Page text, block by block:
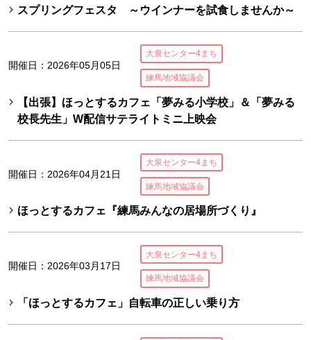
スプリングフェスタ ～ウインナーを試食しませんか～
開催日：2026年05月05日
大泉センター4まち
練馬地域協議会
【出張】ほっとするカフェ「夢みる小学校」＆「夢みる
校長先生」W配信サテライトミニ上映会
開催日：2026年04月21日
大泉センター4まち
練馬地域協議会
ほっとするカフェ『練馬みんなの居場所づくり』
開催日：2026年03月17日
大泉センター4まち
練馬地域協議会
「ほっとするカフェ」自転車の正しい乗り方